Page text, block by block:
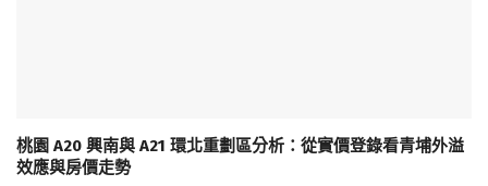
桃園 A20 興南與 A21 環北重劃區分析：從實價登錄看青埔外溢
效應與房價走勢